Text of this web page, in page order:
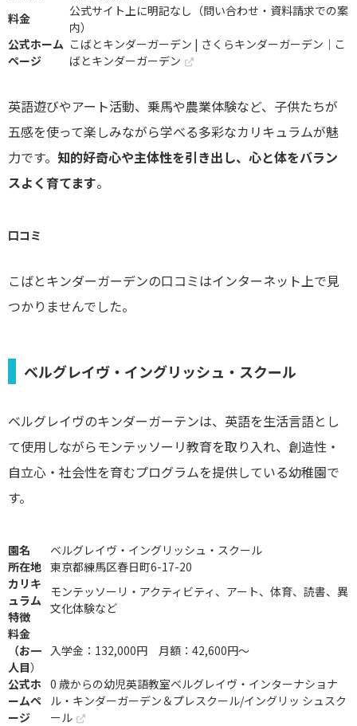
料金
公式サイト上に明記なし（問い合わせ・資料請求での案
内）
公式ホーム
ページ
こばとキンダーガーデン | さくらキンダーガーデン｜こ
ばとキンダーガーデン
英語遊びやアート活動、乗馬や農業体験など、子供たちが
五感を使って楽しみながら学べる多彩なカリキュラムが魅
力です。 知的好奇心や主体性を引き出し、心と体をバラン
スよく育てます。
口コミ
こばとキンダーガーデンの口コミはインターネット上で見
つかりませんでした。
ベルグレイヴ・イングリッシュ・スクール
ベルグレイヴのキンダーガーテンは、英語を生活言語とし
て使用しながらモンテッソーリ教育を取り入れ、創造性・
自立心・社会性を育むプログラムを提供している幼稚園で
す。
園名
ベルグレイヴ・イングリッシュ・スクール
所在地 東京都練馬区春日町6-17-20
カリキ
ュラム
特徴
モンテッソーリ・アクティビティ、アート、体育、読書、異
文化体験など
料金
（お一
人目）
入学金：132,000円 月額：42,600円～
公式ホ
ームペ
ージ
0 歳からの幼児英語教室ベルグレイヴ・インターナショナ
ル・キンダーガーデン＆プレスクール/イングリッ シュスク
ール